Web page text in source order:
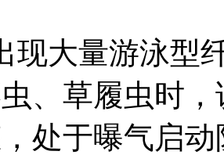
现大量游泳
、草履虫时
处于曝气启